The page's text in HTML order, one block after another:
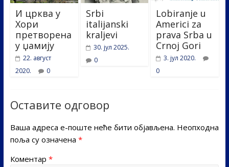
И црква у
Хори
претворена
у џамију
22. август
2020.
0
Srbi
italijanski
kraljevi
30. јул 2025.
0
Lobiranje u
Americi za
prava Srba u
Crnoj Gori
3. јул 2020.
0
Оставите одговор
Ваша адреса е-поште неће бити објављена. Неопходна
поља су означена *
Коментар *